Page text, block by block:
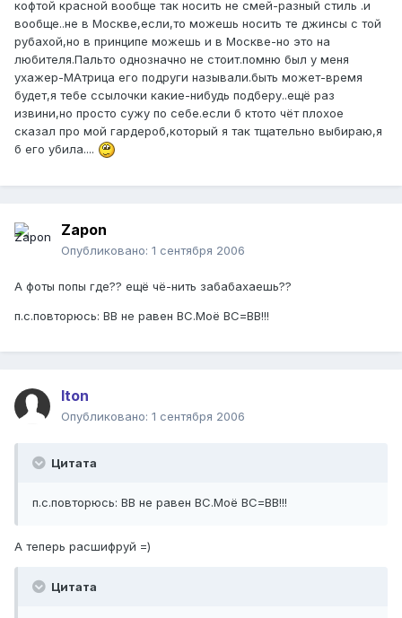
кофтой красной вообще так носить не смей-разный стиль .и
вообще..не в Москве,если,то можешь носить те джинсы с той
рубахой,но в принципе можешь и в Москве-но это на
любителя.Пальто однозначно не стоит.помню был у меня
ухажер-МАтрица его подруги называли.быть может-время
будет,я тебе ссылочки какие-нибудь подберу..ещё раз
извини,но просто сужу по себе.если б ктото чёт плохое
сказал про мой гардероб,который я так тщательно выбираю,я
б его убила....
Zapon
Опубликовано: 1 сентября 2006
А фоты попы где?? ещё чё-нить забабахаешь??
п.с.повторюсь: ВВ не равен ВС.Моё ВС=ВВ!!!
Iton
Опубликовано: 1 сентября 2006
Цитата
п.с.повторюсь: ВВ не равен ВС.Моё ВС=ВВ!!!
А теперь расшифруй =)
Цитата